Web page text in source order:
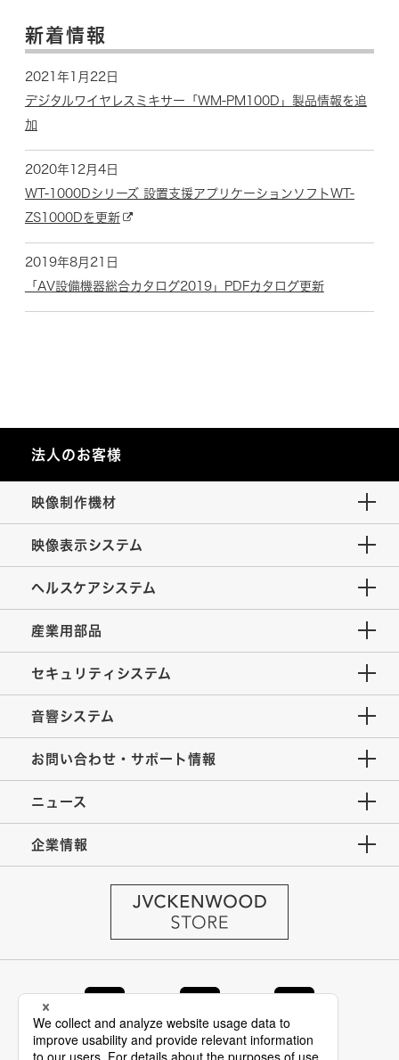
新着情報
2021年1月22日
デジタルワイヤレスミキサー「WM-PM100D」製品情報を追
加
2020年12月4日
WT-1000Dシリーズ 設置支援アプリケーションソフトWT-
ZS1000Dを更新
2019年8月21日
「AV設備機器総合カタログ2019」PDFカタログ更新
法人のお客様
映像制作機材
映像表示システム
ヘルスケアシステム
産業用部品
セキュリティシステム
音響システム
お問い合わせ・サポート情報
ニュース
企業情報